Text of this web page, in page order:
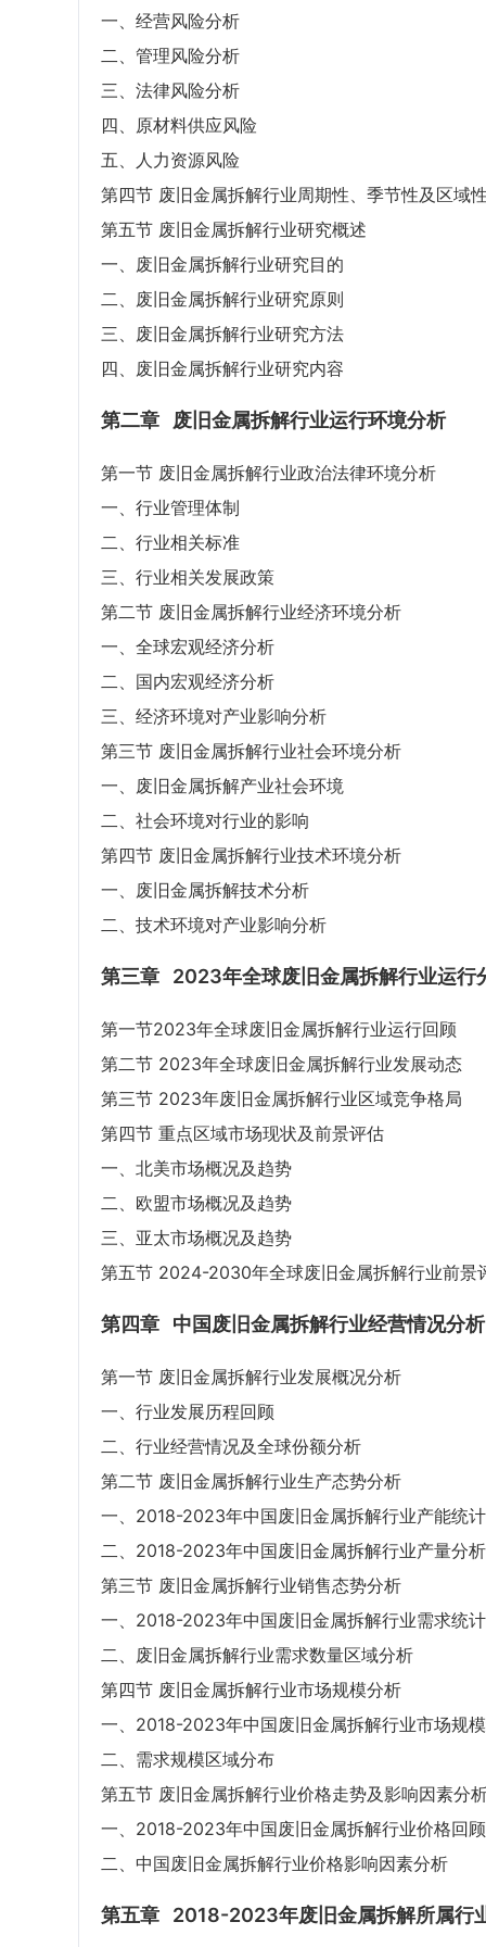
一、经营风险分析
二、管理风险分析
三、法律风险分析
四、原材料供应风险
五、人力资源风险
第四节 废旧金属拆解行业周期性、季节性及区域
第五节 废旧金属拆解行业研究概述
一、废旧金属拆解行业研究目的
二、废旧金属拆解行业研究原则
三、废旧金属拆解行业研究方法
四、废旧金属拆解行业研究内容
第二章 废旧金属拆解行业运行环境分析
第一节 废旧金属拆解行业政治法律环境分析
一、行业管理体制
二、行业相关标准
三、行业相关发展政策
第二节 废旧金属拆解行业经济环境分析
一、全球宏观经济分析
二、国内宏观经济分析
三、经济环境对产业影响分析
第三节 废旧金属拆解行业社会环境分析
一、废旧金属拆解产业社会环境
二、社会环境对行业的影响
第四节 废旧金属拆解行业技术环境分析
一、废旧金属拆解技术分析
二、技术环境对产业影响分析
第三章 2023年全球废旧金属拆解行业运行
第一节2023年全球废旧金属拆解行业运行回顾
第二节 2023年全球废旧金属拆解行业发展动态
第三节 2023年废旧金属拆解行业区域竞争格局
第四节 重点区域市场现状及前景评估
一、北美市场概况及趋势
二、欧盟市场概况及趋势
三、亚太市场概况及趋势
第五节 2024-2030年全球废旧金属拆解行业前景
第四章 中国废旧金属拆解行业经营情况分析
第一节 废旧金属拆解行业发展概况分析
一、行业发展历程回顾
二、行业经营情况及全球份额分析
第二节 废旧金属拆解行业生产态势分析
一、2018-2023年中国废旧金属拆解行业产能统计
二、2018-2023年中国废旧金属拆解行业产量分析
第三节 废旧金属拆解行业销售态势分析
一、2018-2023年中国废旧金属拆解行业需求统计
二、废旧金属拆解行业需求数量区域分析
第四节 废旧金属拆解行业市场规模分析
一、2018-2023年中国废旧金属拆解行业市场规
二、需求规模区域分布
第五节 废旧金属拆解行业价格走势及影响因素分
一、2018-2023年中国废旧金属拆解行业价格回顾
二、中国废旧金属拆解行业价格影响因素分析
第五章 2018-2023年废旧金属拆解所属行